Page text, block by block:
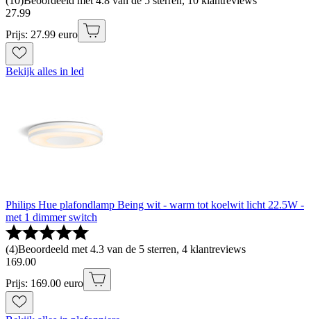
27.99
Prijs: 27.99 euro
Bekijk alles in led
Philips Hue plafondlamp Being wit - warm tot koelwit licht 22.5W -
met 1 dimmer switch
(4)Beoordeeld met 4.3 van de 5 sterren, 4 klantreviews
169.00
Prijs: 169.00 euro